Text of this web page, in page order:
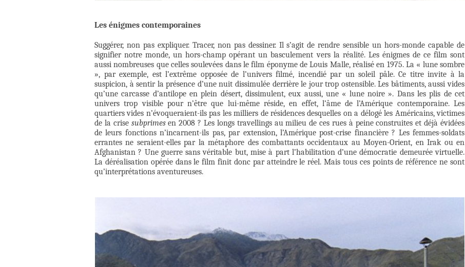
Les énigmes contemporaines
Suggérer, non pas expliquer. Tracer, non pas dessiner. Il s’agit de rendre sensible un hors-monde capable de
signifier notre monde, un hors-champ opérant un basculement vers la réalité. Les énigmes de ce film sont
aussi nombreuses que celles soulevées dans le film éponyme de Louis Malle, réalisé en 1975. La « lune sombre
», par exemple, est l’extrême opposée de l’univers filmé, incendié par un soleil pâle. Ce titre invite à la
suspicion, à sentir la présence d’une nuit dissimulée derrière le jour trop ostensible. Les bâtiments, aussi vides
qu’une carcasse d’antilope en plein désert, dissimulent, eux aussi, une « lune noire ». Dans les plis de cet
univers trop visible pour n’être que lui-même réside, en effet, l’âme de l’Amérique contemporaine. Les
quartiers vides n’évoqueraient-ils pas les milliers de résidences desquelles on a délogé les Américains, victimes
de la crise subprimesen 2008 ? Les longs travellings au milieu de ces rues à peine construites et déjà évidées
de leurs fonctions n’incarnent-ils pas, par extension, l’Amérique post-crise financière ? Les femmes-soldats
errantes ne seraient-elles par la métaphore des combattants occidentaux au Moyen-Orient, en Irak ou en
Afghanistan ? Une guerre sans véritable but, mise à part l’habilitation d’une démocratie demeurée virtuelle.
La déréalisation opérée dans le film finit donc par atteindre le réel. Mais tous ces points de référence ne sont
qu’interprétations aventureuses.